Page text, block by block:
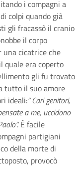
i compagni a
colpi quando già
gli fracassò il cranio
il corpo
cicatrice che
quale era coperto
gli fu trovato
tutto il suo amore
ideali:” Cari genitori,
a me, uccidono
È facile
partigiani
della morte di
provocò